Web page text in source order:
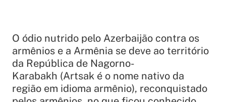
O ódio nutrido pelo Azerbaijão contra os
armênios e a Armênia se deve ao território
da República de Nagorno-
Karabakh (Artsak é o nome nativo da
região em idioma armênio), reconquistado